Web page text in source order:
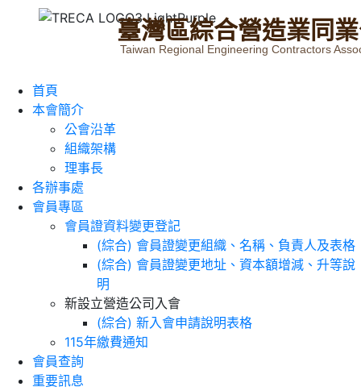
臺灣區綜合營造業同業
Taiwan Regional Engineering Contractors
首頁
本會簡介
公會沿革
組織架構
理事長
各辦事處
會員專區
會員證資料變更登記
(綜合) 會員證變更組織、名稱、負責人及表格
(綜合) 會員證變更地址、資本額增減、升等說
明
新設立營造公司入會
(綜合) 新入會申請說明表格
115年繳費通知
會員查詢
重要訊息